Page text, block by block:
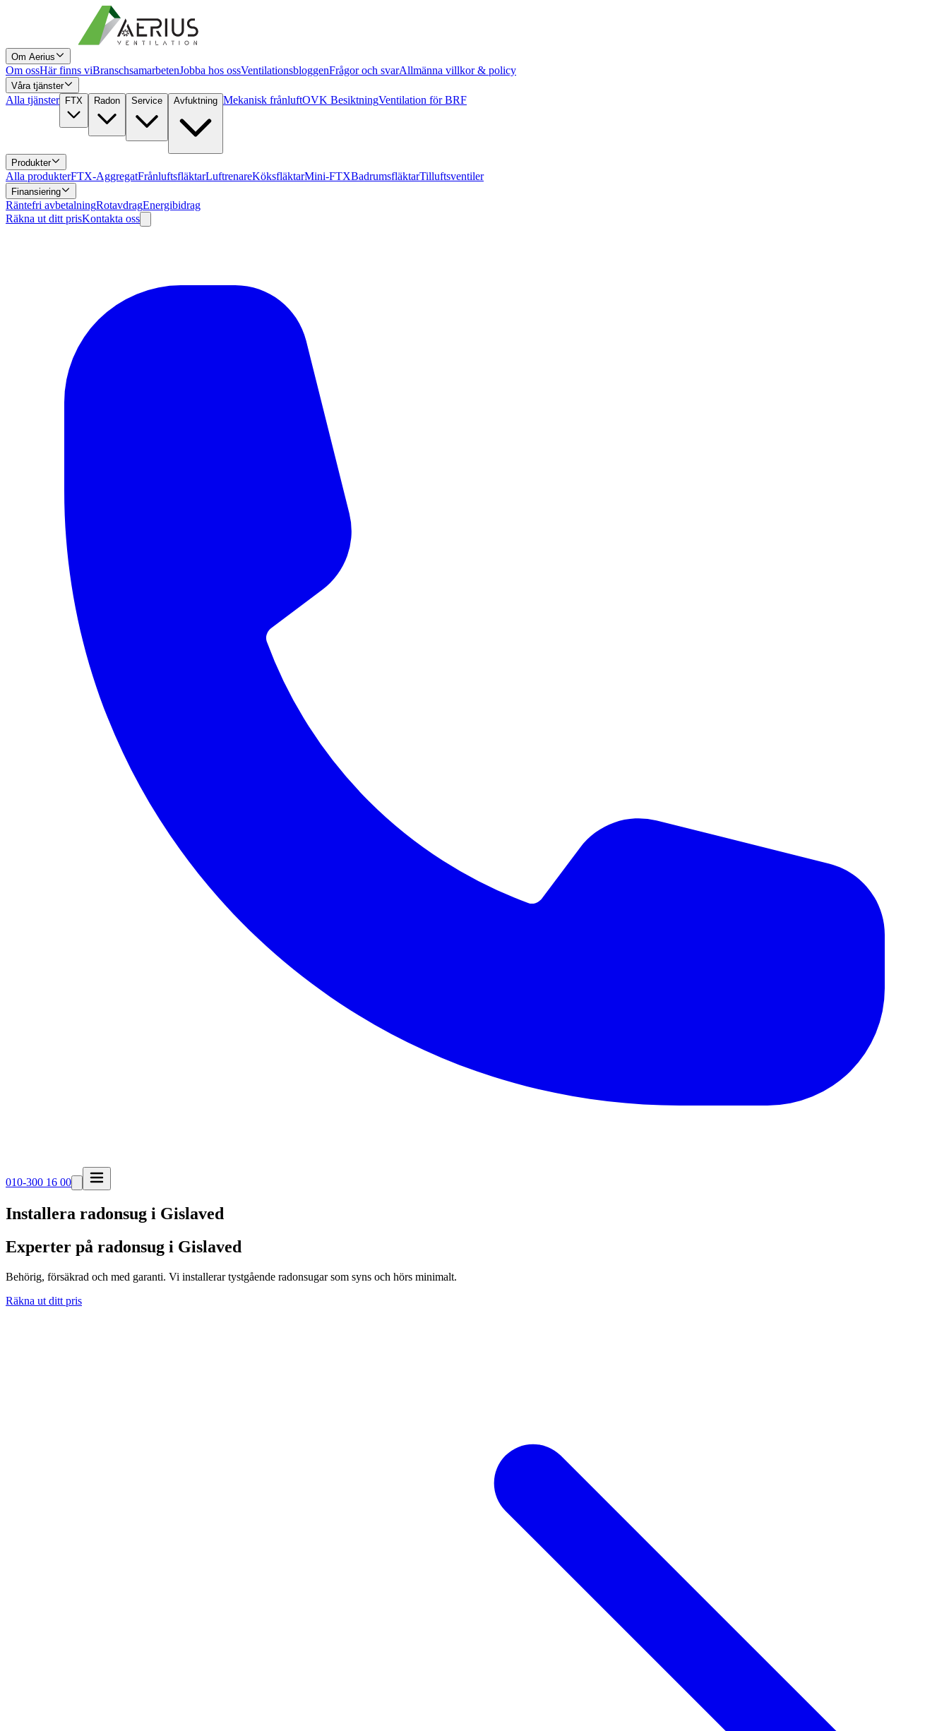
Om Aerius
Om ossHär finns viBranschsamarbetenJobba hos ossVentilationsbloggenFrågor och svarAllmänna villkor & policy
Våra tjänster
Alla tjänster FTX Radon Service Avfuktning Mekanisk frånluftOVK BesiktningVentilation för BRF
Produkter
Alla produkterFTX-AggregatFrånluftsfläktarLuftrenareKöksfläktarMini-FTXBadrumsfläktarTilluftsventiler
Finansiering
Räntefri avbetalningRotavdragEnergibidrag
Räkna ut ditt prisKontakta oss
010-300 16 00
Installera radonsug i Gislaved
Experter på radonsug i Gislaved
Behörig, försäkrad och med garanti. Vi installerar tystgående radonsugar som syns och hörs minimalt.
Räkna ut ditt pris